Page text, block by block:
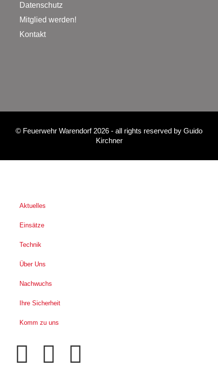
Datenschutz
Mitglied werden!
Kontakt
© Feuerwehr Warendorf 2026 - all rights reserved by Guido
Kirchner
Aktuelles
Einsätze
Technik
Über Uns
Nachwuchs
Ihre Sicherheit
Komm zu uns